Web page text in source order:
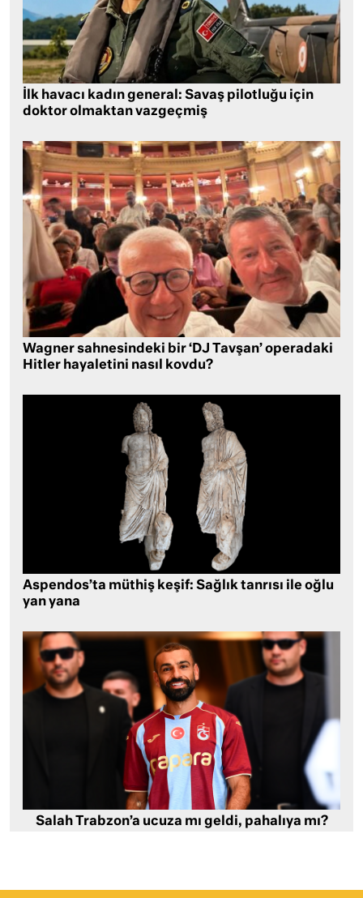
İlk havacı kadın general: Savaş pilotluğu için
doktor olmaktan vazgeçmiş
Wagner sahnesindeki bir ‘DJ Tavşan’ operadaki
Hitler hayaletini nasıl kovdu?
Aspendos’ta müthiş keşif: Sağlık tanrısı ile oğlu
yan yana
Salah Trabzon’a ucuza mı geldi, pahalıya mı?